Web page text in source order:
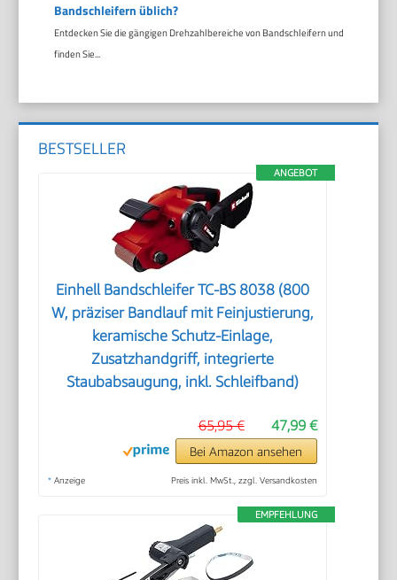
Bandschleifern üblich?
Entdecken Sie die gängigen Drehzahlbereiche von Bandschleifern und
finden Sie...
BESTSELLER
ANGEBOT
Einhell Bandschleifer TC-BS 8038 (800
W, präziser Bandlauf mit Feinjustierung,
keramische Schutz-Einlage,
Zusatzhandgriff, integrierte
Staubabsaugung, inkl. Schleifband)
47,99 €
65,95 €
Bei Amazon ansehen
* Anzeige Preis inkl. MwSt., zzgl. Versandkosten
EMPFEHLUNG